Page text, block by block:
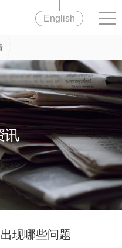
English
现哪些问题